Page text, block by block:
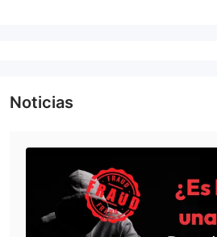
Noticias